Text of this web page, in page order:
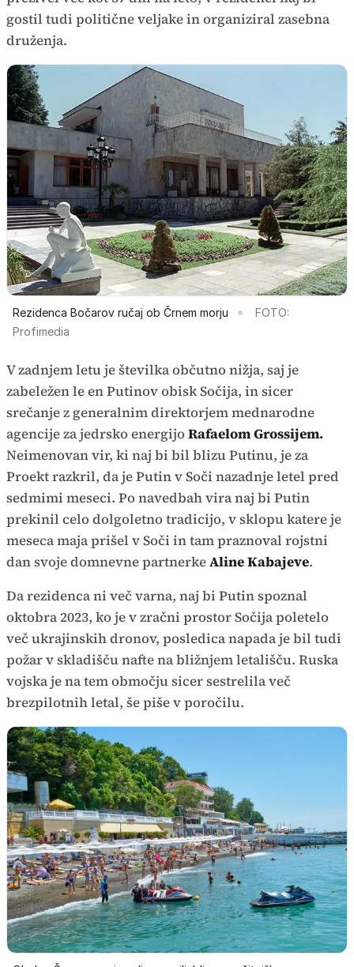
gostil tudi politične veljake in organiziral zasebna
druženja.
Rezidenca Bočarov ručaj ob Črnem morju
FOTO:
Profimedia
V zadnjem letu je številka občutno nižja, saj je
zabeležen le en Putinov obisk Sočija, in sicer
srečanje z generalnim direktorjem mednarodne
agencije za jedrsko energijoRafaelom Grossijem.
Neimenovan vir, ki naj bi bil blizu Putinu, je za
Proekt razkril, da je Putin v Soči nazadnje letel pred
sedmimi meseci. Po navedbah vira naj bi Putin
prekinil celo dolgoletno tradicijo, v sklopu katere je
meseca maja prišel v Soči in tam praznoval rojstni
dan svoje domnevne partnerkeAline Kabajeve.
Da rezidenca ni več varna, naj bi Putin spoznal
oktobra 2023, ko je v zračni prostor Sočija poletelo
več ukrajinskih dronov, posledica napada je bil tudi
požar v skladišču nafte na bližnjem letališču. Ruska
vojska je na tem območju sicer sestrelila več
brezpilotnih letal, še piše v poročilu.